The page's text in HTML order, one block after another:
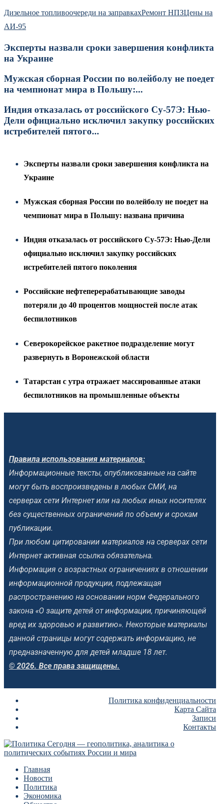
Дизельное топливоочереди на заправкахРемонт НПЗЦены на
АИ-95
Эксперты назвали сроки завершения конфликта
на Украине
Мужская сборная России по волейболу не поедет
на чемпионат мира в Польшу:...
Индия отказалась от российского Су-57Э: Нью-
Дели официально исключил закупку российских
истребителей пятого...
Эксперты назвали сроки завершения конфликта на
Украине
Мужская сборная России по волейболу не поедет на
чемпионат мира в Польшу: названа причина
Индия отказалась от российского Су-57Э: Нью-Дели
официально исключил закупку российских
истребителей пятого поколения
Российские нефтеперерабатывающие заводы
потеряли до 40 процентов мощностей после атак
беспилотников
Северокорейское ракетное подразделение могут
развернуть в Воронежской области
Татарстан с утра отражает массированные атаки
беспилотников на промышленные объекты
Правила использования материалов:
Информационные тексты, опубликованные на сайте
могут быть воспроизведены в любых СМИ, на
серверах сети Интернет или на любых иных носителях
без существенных ограничений по объему и срокам
публикации.
При любом цитировании материалов на серверах сети
Интернет активная ссылка обязательна.
Информация о возрастных ограничениях в отношении
информационной продукции, подлежащая
распространению на основании норм Федерального
закона «О защите детей от информации, причиняющей
вред их здоровью и развитию». Некоторые материалы
данной страницы могут содержать информацию, не
предназначенную для детей младше 18 лет.
© 2026. Все права защищены.
Политика конфиденциальности
Карта Сайта
Записи
Контакты
Главная
Новости
Политика
Экономика